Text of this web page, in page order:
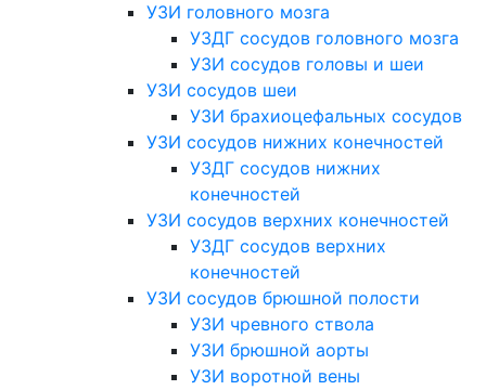
УЗИ головного мозга
УЗДГ сосудов головного мозга
УЗИ сосудов головы и шеи
УЗИ сосудов шеи
УЗИ брахиоцефальных сосудов
УЗИ сосудов нижних конечностей
УЗДГ сосудов нижних
конечностей
УЗИ сосудов верхних конечностей
УЗДГ сосудов верхних
конечностей
УЗИ сосудов брюшной полости
УЗИ чревного ствола
УЗИ брюшной аорты
УЗИ воротной вены